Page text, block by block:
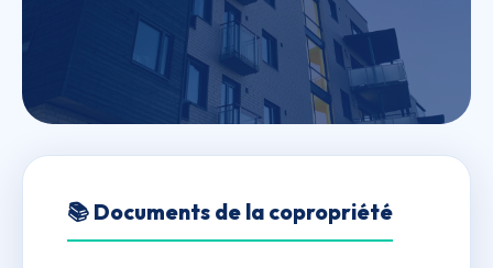
résidence du bourg
📚 Documents de la copropriété